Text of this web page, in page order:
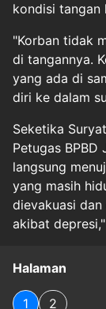
kondisi tangan
"Korban tidak
di tangannya.
yang ada di
diri ke dalam
Seketika
Petugas
langsung
yang masih
dievakuasi
akibat
Halaman
1 2